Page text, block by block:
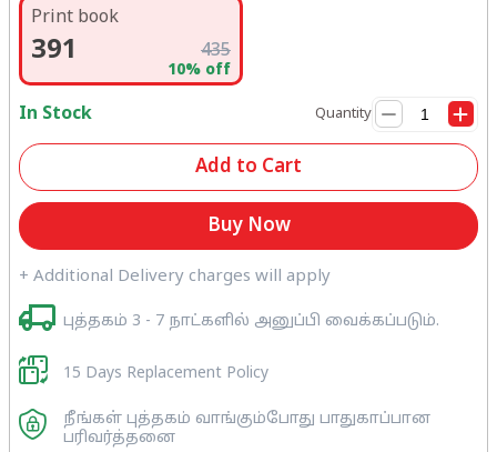
Print book
391 435
10% off
In Stock Quantity
Add to Cart
Buy Now
+ Additional Delivery charges will apply
புத்தகம் 3 - 7 நாட்களில் அனுப்பி வைக்கப்படும்.
15 Days Replacement Policy
நீங்கள் புத்தகம் வாங்கும்போது பாதுகாப்பான
பரிவர்த்தனை